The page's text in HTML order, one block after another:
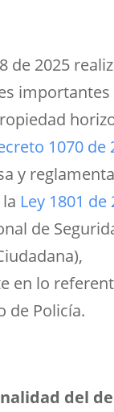
de 2025
importantes
1070 de
y reglamenta
Ley 1801 de
de
en lo
de Policía.
del